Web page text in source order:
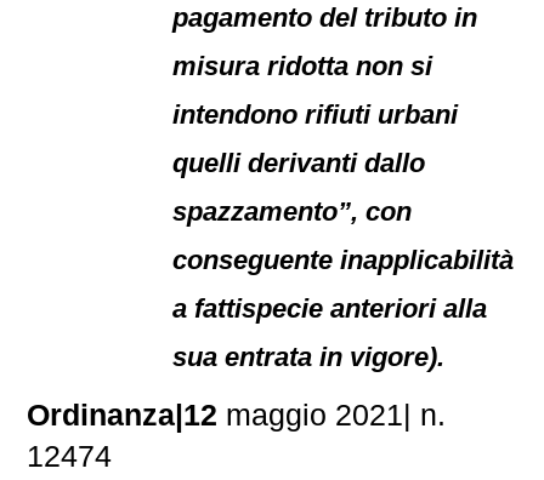
pagamento del tributo in
misura ridotta non si
intendono rifiuti urbani
quelli derivanti dallo
spazzamento”, con
conseguente inapplicabilità
a fattispecie anteriori alla
sua entrata in vigore).
Ordinanza|12 maggio 2021| n.
12474